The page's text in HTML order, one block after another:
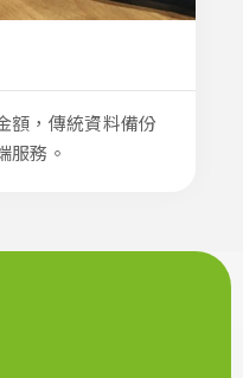
額，傳統資料備份
服務。